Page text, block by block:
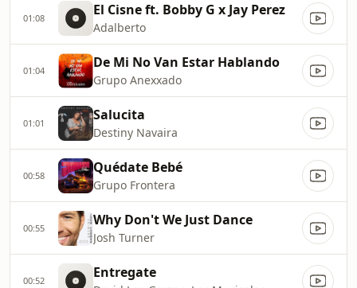
01:08 El Cisne ft. Bobby G x Jay Perez
Adalberto
01:04 De Mi No Van Estar Hablando
Grupo Anexxado
01:01 Salucita
Destiny Navaira
00:58 Quédate Bebé
Grupo Frontera
00:55 Why Don't We Just Dance
Josh Turner
00:52 Entregate